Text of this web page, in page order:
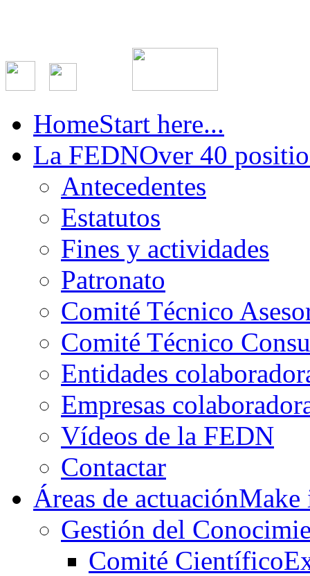
HomeStart here...
La FEDNOver 40
Antecedentes
Estatutos
Fines y actividades
Patronato
Comité Técnico
Comité Técnico
Entidades
Empresas
Vídeos de la FEDN
Contactar
Áreas de actuación
Gestión del
Comité Científico